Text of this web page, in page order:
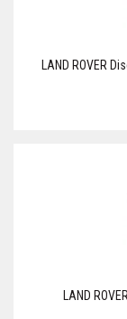
LAND ROVER
LAND